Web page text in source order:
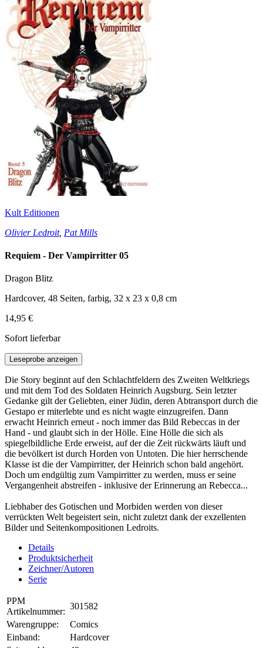
Kult Editionen
Olivier Ledroit, Pat Mills
Requiem - Der Vampirritter 05
Dragon Blitz
Hardcover, 48 Seiten, farbig, 32 x 23 x 0,8 cm
14,95 €
Sofort lieferbar
Leseprobe anzeigen
Die Story beginnt auf den Schlachtfeldern des Zweiten Weltkriegs
und mit dem Tod des Soldaten Heinrich Augsburg. Sein letzter
Gedanke gilt der Geliebten, einer Jüdin, deren Abtransport durch die
Gestapo er miterlebte und es nicht wagte einzugreifen. Dann
erwacht Heinrich erneut - noch immer das Bild Rebeccas in der
Hand - und glaubt sich in der Hölle. Eine Hölle die sich als
spiegelbildliche Erde erweist, auf der die Zeit rückwärts läuft und
die bevölkert ist durch Horden von Untoten. Die hier herrschende
Klasse ist die der Vampirritter, der Heinrich schon bald angehört.
Doch um endgültig zum Vampirritter zu werden, muss er seine
Vergangenheit abstreifen - inklusive der Erinnerung an Rebecca...
Liebhaber des Gotischen und Morbiden werden von dieser
verrückten Welt begeistert sein, nicht zuletzt dank der exzellenten
Bilder und Seitenkompositionen Ledroits.
Details
Produktsicherheit
Zeichner/Autoren
Serie
PPM
Artikelnummer:
301582
Warengruppe:
Comics
Einband:
Hardcover